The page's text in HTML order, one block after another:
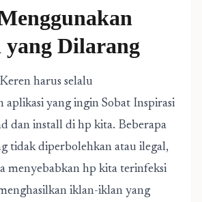
Dilarang
harus selalu
aplikasi yang ingin Sobat Inspirasi
dan install di hp kita. Beberapa
tidak diperbolehkan atau ilegal,
menyebabkan hp kita terinfeksi
iklan-iklan yang